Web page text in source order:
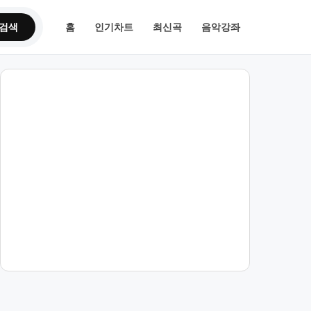
검색 홈 인기차트 최신곡 음악강좌